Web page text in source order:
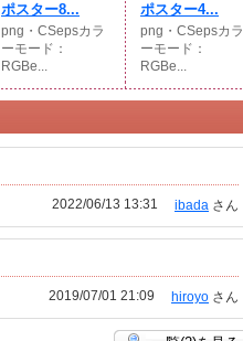
ポスター8...
png・CSepsカラ
ーモード：
RGBe...
ポスター4...
png・CSepsカラ
ーモード：
RGBe...
ibada さん
2022/06/13 13:31
hiroyo さん
2019/07/01 21:09